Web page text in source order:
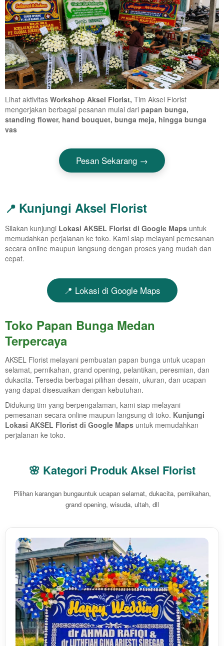
Lihat aktivitas Workshop Aksel Florist, Tim Aksel Florist
mengerjakan berbagai pesanan mulai dari papan bunga,
standing flower, hand bouquet, bunga meja, hingga bunga
vas
Pesan Sekarang →
📍 Kunjungi Aksel Florist
Silakan kunjungi Lokasi AKSEL Florist di Google Maps untuk
memudahkan perjalanan ke toko. Kami siap melayani pemesanan
secara online maupun langsung dengan proses yang mudah dan
cepat.
📍 Lokasi di Google Maps
Toko Papan Bunga Medan
Terpercaya
AKSEL Florist melayani pembuatan papan bunga untuk ucapan
selamat, pernikahan, grand opening, pelantikan, peresmian, dan
dukacita. Tersedia berbagai pilihan desain, ukuran, dan ucapan
yang dapat disesuaikan dengan kebutuhan.
Didukung tim yang berpengalaman, kami siap melayani
pemesanan secara online maupun langsung di toko. Kunjungi
Lokasi AKSEL Florist di Google Maps untuk memudahkan
perjalanan ke toko.
🌸 Kategori Produk Aksel Florist
Pilihan karangan bungauntuk ucapan selamat, dukacita, pernikahan,
grand opening, wisuda, ultah, dll